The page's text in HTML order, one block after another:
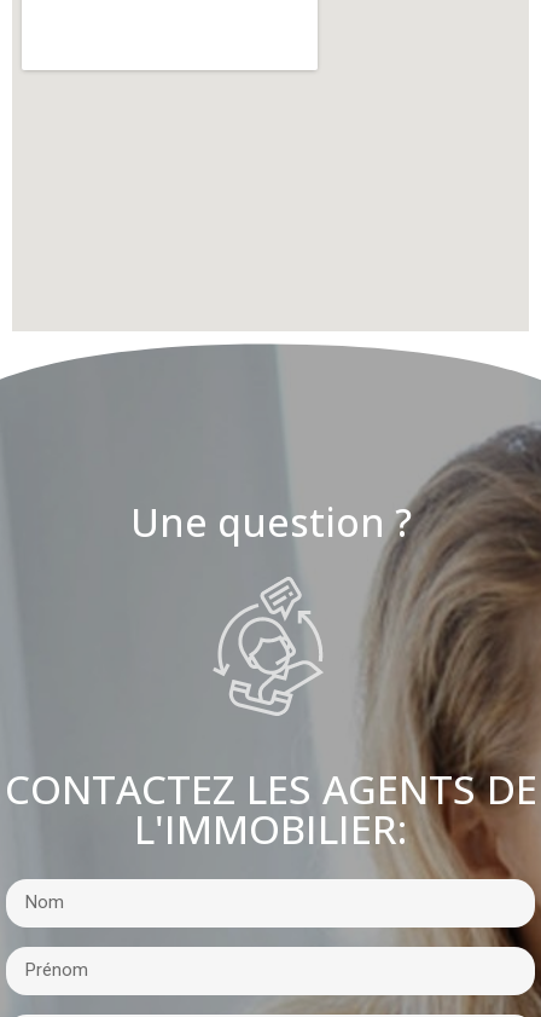
Une question ?
CONTACTEZ LES AGENTS DE
L'IMMOBILIER: